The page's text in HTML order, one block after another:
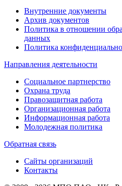
Внутренние документы
Архив документов
Политика в отношении
данных
Политика
Направления деятельности
Социальное партнерство
Охрана труда
Правозащитная работа
Организационная работа
Информационная работа
Молодежная политика
Обратная связь
Сайты организаций
Контакты